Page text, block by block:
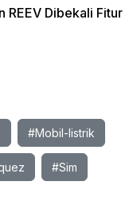
REEV Dibekali Fitur
#Mobil-listrik
#Sim